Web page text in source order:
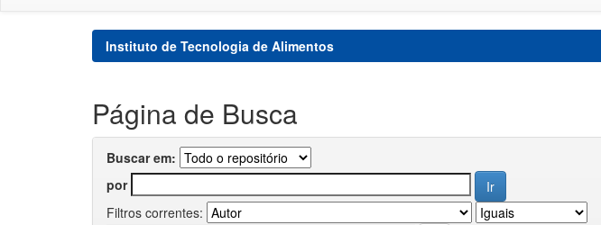
Instituto de Tecnologia de Alimentos
Página de Busca
Buscar em:
por
Filtros correntes: